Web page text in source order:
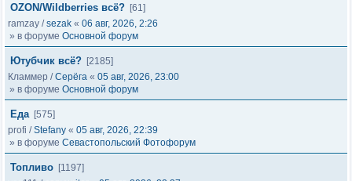
OZON/Wildberries всё? [61]
ramzay /sezak « 06 авг, 2026, 2:26
» в форуме Основной форум
Ютубчик всё? [2185]
Кламмер /Серёга « 05 авг, 2026, 23:00
» в форуме Основной форум
Еда [575]
profi /Stefany « 05 авг, 2026, 22:39
» в форуме Севастопольский Фотофорум
Топливо [1197]